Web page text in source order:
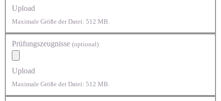
Upload
Maximale Größe der Datei: 512 MB.
Prüfungszeugnisse (optional)
Upload
Maximale Größe der Datei: 512 MB.